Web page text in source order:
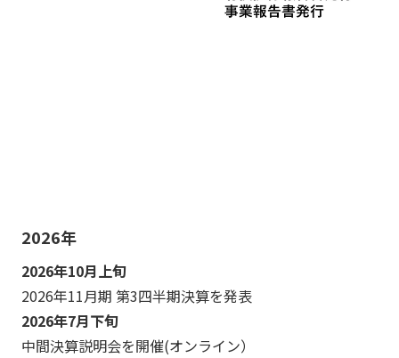
2026年
2026年10月上旬
2026年11月期 第3四半期決算を発表
2026年7月下旬
中間決算説明会を開催(オンライン）